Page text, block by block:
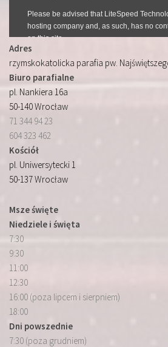
Adres
rzymskokatolicka parafia pw.
Biuro parafialne
pl. Nankiera 16a
50-140 Wrocław
71 344 94 23
604 323 462
Kościół
pl. Uniwersytecki 1
50-137 Wrocław
Msze święte
Niedziele i święta
7:30
9:30
11:00
12:30
16:00 (poza lipcem i sierpniem)
18:00
Dni powszednie
7:30 (poza grudniem)